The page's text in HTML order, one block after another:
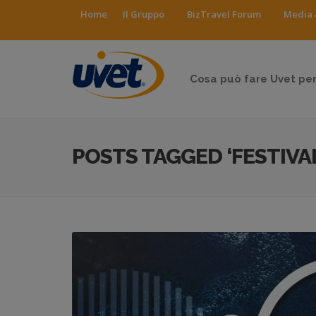
Home Il Gruppo BizTravel Forum Media
Cosa può fare Uvet
POSTS TAGGED